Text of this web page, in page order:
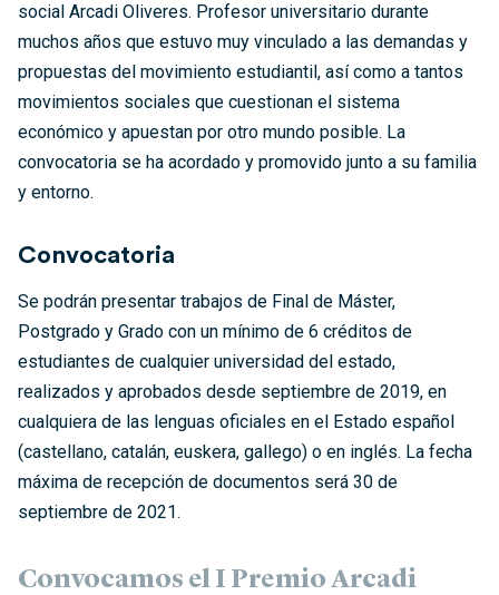
social Arcadi Oliveres. Profesor universitario durante
muchos años que estuvo muy vinculado a las demandas y
propuestas del movimiento estudiantil, así como a tantos
movimientos sociales que cuestionan el sistema
económico y apuestan por otro mundo posible. La
convocatoria se ha acordado y promovido junto a su familia
y entorno.
Convocatoria
Se podrán presentar trabajos de Final de Máster,
Postgrado y Grado con un mínimo de 6 créditos de
estudiantes de cualquier universidad del estado,
realizados y aprobados desde septiembre de 2019, en
cualquiera de las lenguas oficiales en el Estado español
(castellano, catalán, euskera, gallego) o en inglés. La fecha
máxima de recepción de documentos será 30 de
septiembre de 2021.
Convocamos el I Premio Arcadi